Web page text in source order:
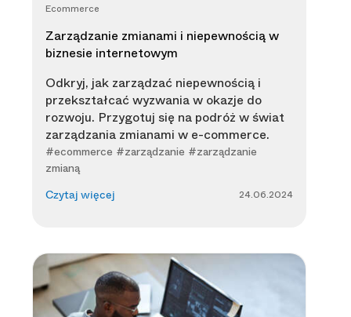
Ecommerce
Zarządzanie zmianami i niepewnością w
biznesie internetowym
Odkryj, jak zarządzać niepewnością i
przekształcać wyzwania w okazje do
rozwoju. Przygotuj się na podróż w świat
zarządzania zmianami w e-commerce.
#ecommerce #zarządzanie #zarządzanie
zmianą
Czytaj więcej 24.06.2024